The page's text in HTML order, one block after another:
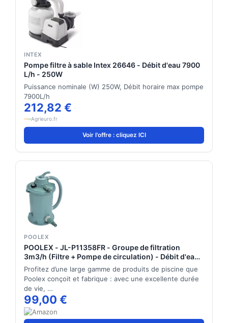
INTEX
Pompe filtre à sable Intex 26646 - Débit d'eau 7900
L/h - 250W
Puissance nominale (W) 250W, Débit horaire max pompe
7900L/h
212,82 €
Agrieuro.fr
Voir l'offre : cliquez ICI
POOLEX
POOLEX - JL-P11358FR - Groupe de filtration
3m3/h (Filtre + Pompe de circulation) - Débit d'eau
3,03 m3/h - 20 m3 - Design Compact
Profitez d’une large gamme de produits de piscine que
Poolex conçoit et fabrique : avec une excellente durée
de vie, …
99,00 €